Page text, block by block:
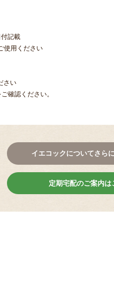
記載
ください
さい
確認ください。
イエコックについてさら
定期宅配のご案内は